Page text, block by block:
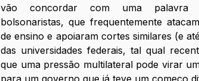
vão concordar com uma palavra
bolsonaristas, que frequentemente
de ensino e apoiaram cortes similares (e
das universidades federais, tal qual
que uma pressão multilateral pode virar